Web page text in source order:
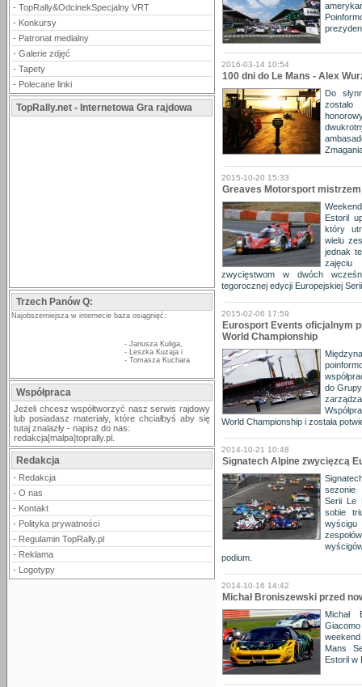
- TopRally&OdcinekSpecjalny VRT
- Konkursy
- Patronat medialny
- Galerie zdjęć
- Tapety
- Polecane linki
TopRally.net - Internetowa Gra rajdowa
Trzech Panów Q:
Najobszerniejsza w internecie baza osiągnięć:
- Janusza Kuliga,
- Leszka Kuzaja i
- Tomasza Kuchara
Współpraca
Jeżeli chcesz współtworzyć nasz serwis rajdowy
lub posiadasz materiały, które chciałbyś aby się
tutaj znalazły - napisz do nas:
redakcja[malpa]toprally.pl.
Redakcja
- Redakcja
- O nas
- Kontakt
- Polityka prywatności
- Regulamin TopRally.pl
- Reklama
- Logotypy
2016-03-14 10:54
100 dni do Le Mans - Alex
Do
2015-10-20 15:33
Greaves Motorsport
Estoril
który
wielu
jednak
zajęciu
zwycięstwom w dwóch
tegorocznej edycji Europejskiej
2015-02-06 17:59
Eurosport Events oficjalnym
World Championship
do
World Championship i została
2014-10-21 10:48
Signatech Alpine zwycięzcą
sezonie
Serii Le
sobie
wyścigu
podium.
2014-10-16 14:42
Michał Broniszewski przed
Michał
Mans
Estoril w